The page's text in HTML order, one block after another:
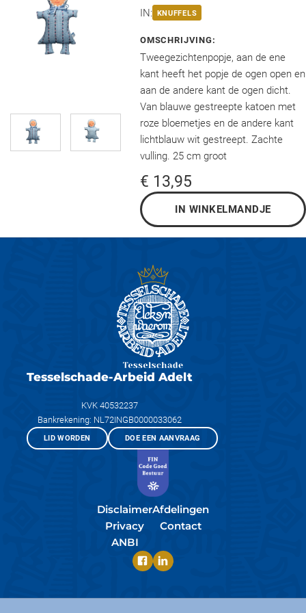
IN: KNUFFELS
OMSCHRIJVING:
Tweegezichtenpopje, aan de ene
kant heeft het popje de ogen open en
aan de andere kant de ogen dicht.
Van blauwe gestreepte katoen met
roze bloemetjes en de andere kant
lichtblauw wit gestreept. Zachte
vulling. 25 cm groot
€ 13,95
Tesselschade-Arbeid Adelt
KVK 40532237
Bankrekening: NL72INGB0000033062
LID WORDEN DOE EEN AANVRAAG
Disclaimer
Privacy
ANBI
Afdelingen
Contact